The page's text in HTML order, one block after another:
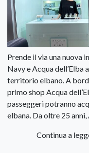
Prende il via una nuova
Navy e Acqua dell’Elba
territorio elbano. A
primo shop Acqua
passeggeri potranno
elbana. Da oltre 25 anni,
Continua a